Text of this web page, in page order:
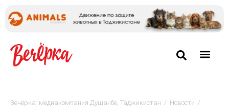
Вечёрка: медиакомпания Душанбе, Таджикистан / Новости /